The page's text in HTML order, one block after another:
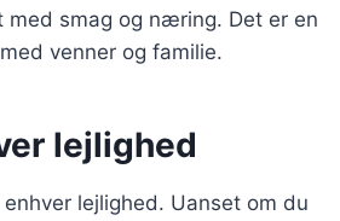
med smag og næring. Det er en
venner og familie.
lejlighed
lejlighed. Uanset om du